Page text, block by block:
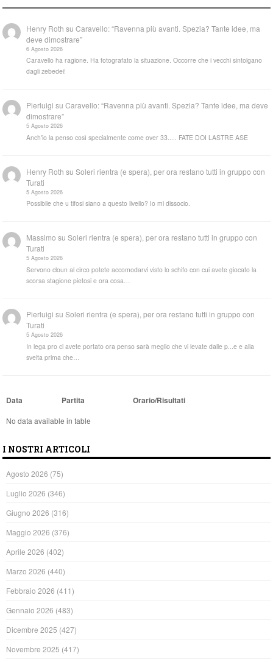
Henry Roth suCaravello: “Ravenna più avanti. Spezia? Tante idee, ma
deve dimostrare”
6 Agosto 2026
Caravello ha ragione. Ha fotografato la situazione. Occorre che i vecchi sintolgano
dagli zebedei!
Pierluigi suCaravello: “Ravenna più avanti. Spezia? Tante idee, ma deve
dimostrare”
5 Agosto 2026
Anch'io la penso così specialmente come over 33..... FATE DOI LASTRE ASE
Henry Roth suSoleri rientra (e spera), per ora restano tutti in gruppo con
Turati
5 Agosto 2026
Possibile che u tifosi siano a questo livello? Io mi dissocio.
Massimo suSoleri rientra (e spera), per ora restano tutti in gruppo con
Turati
5 Agosto 2026
Servono cloun al circo potete accomodarvi visto lo schifo con cui avete giocato la
scorsa stagione pietosi e ora cosa…
Pierluigi suSoleri rientra (e spera), per ora restano tutti in gruppo con
Turati
5 Agosto 2026
In lega pro ci avete portato ora penso sarà meglio che vi levate dalle p...e e alla
svelta prima che…
Data Partita Orario/Risultati
No data available in table
I NOSTRI ARTICOLI
Agosto 2026 (75)
Luglio 2026 (346)
Giugno 2026 (316)
Maggio 2026 (376)
Aprile 2026 (402)
Marzo 2026 (440)
Febbraio 2026 (411)
Gennaio 2026 (483)
Dicembre 2025 (427)
Novembre 2025 (417)